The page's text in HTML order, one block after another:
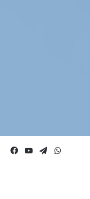
Facebook
You TubeTelegram